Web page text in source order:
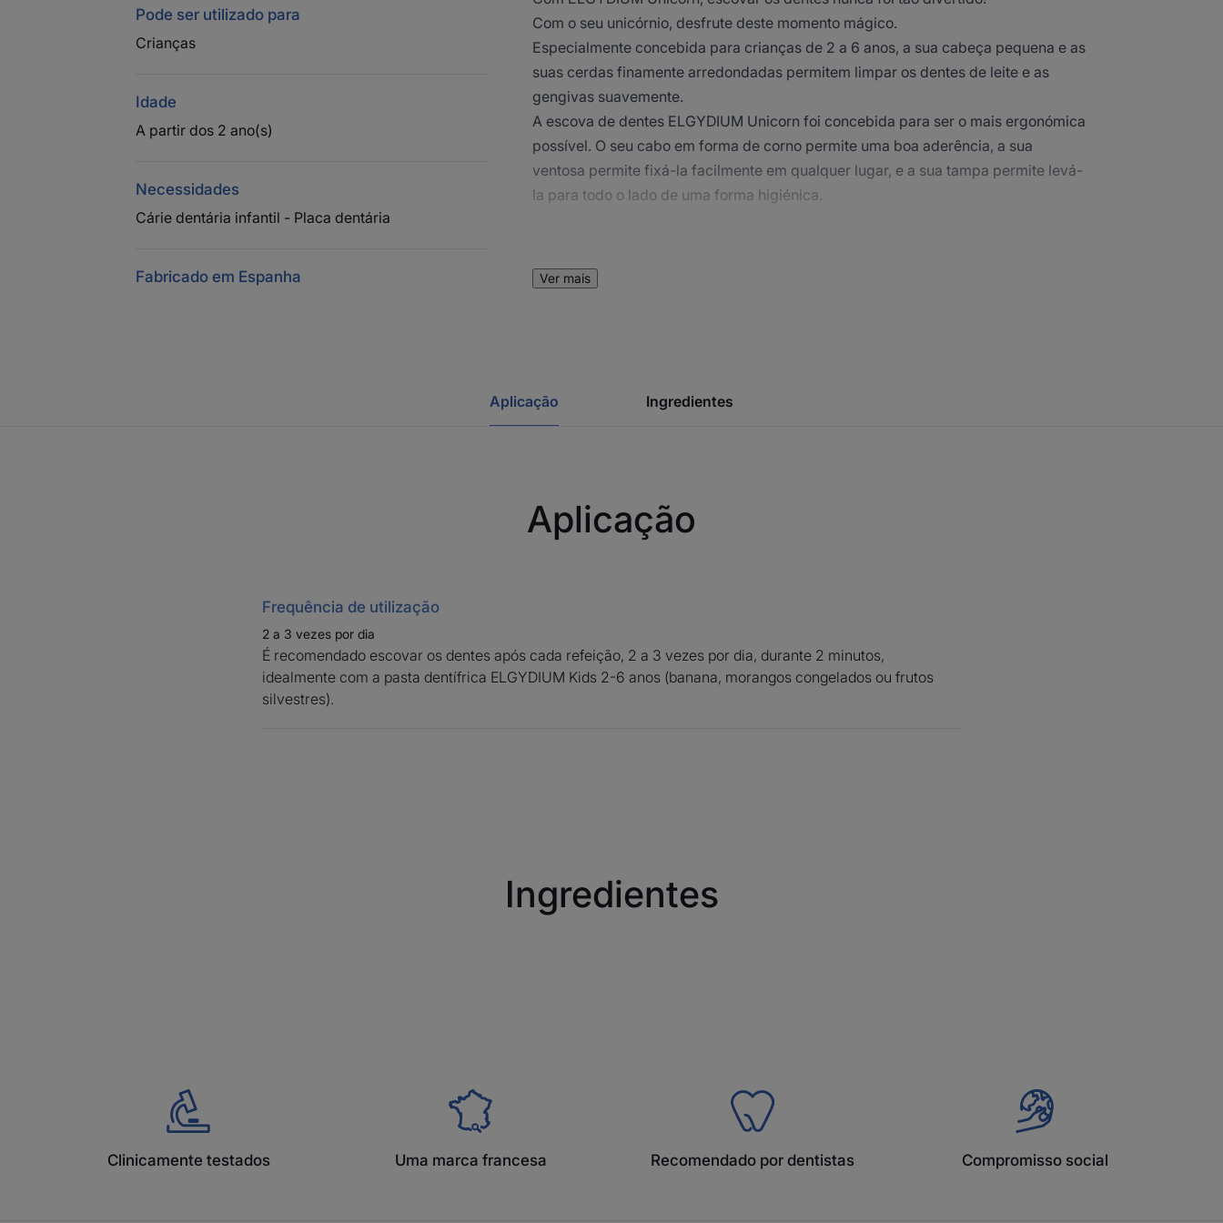
Pode ser utilizado para
Crianças
Idade
A partir dos 2 ano(s)
Necessidades
Cárie dentária infantil - Placa dentária
Fabricado em Espanha
Com o seu unicórnio, desfrute deste momento mágico.
Especialmente concebida para crianças de 2 a 6 anos, a sua cabeça pequena e as
suas cerdas finamente arredondadas permitem limpar os dentes de leite e as
gengivas suavemente.
A escova de dentes ELGYDIUM Unicorn foi concebida para ser o mais ergonómica
possível. O seu cabo em forma de corno permite uma boa aderência, a sua
ventosa permite fixá-la facilmente em qualquer lugar, e a sua tampa permite levá-
la para todo o lado de uma forma higiénica.
• DIVERTIDA graças à forma mágica do unicórnio
Reciclável
Embalagem secundária - Cunha e base: No amarelo - Plástico
Ver mais
Aplicação Ingredientes
Aplicação
Frequência de utilização
2 a 3 vezes por dia
É recomendado escovar os dentes após cada refeição, 2 a 3 vezes por dia, durante 2 minutos,
idealmente com a pasta dentífrica ELGYDIUM Kids 2-6 anos (banana, morangos congelados ou frutos
silvestres).
Ingredientes
Clinicamente testados Uma marca francesa Recomendado por dentistas Compromisso social